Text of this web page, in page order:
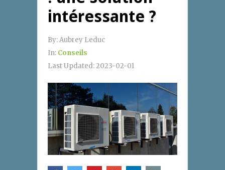
intéressante ?
By:Aubrey Leduc
In: Conseils
Last Updated:2023-02-01